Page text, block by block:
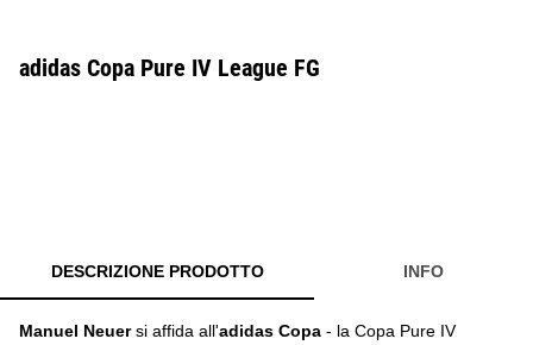
adidas Copa Pure IV League FG
DESCRIZIONE PRODOTTO INFO
Manuel Neuersi affida all'adidas Copa - la Copa Pure IV